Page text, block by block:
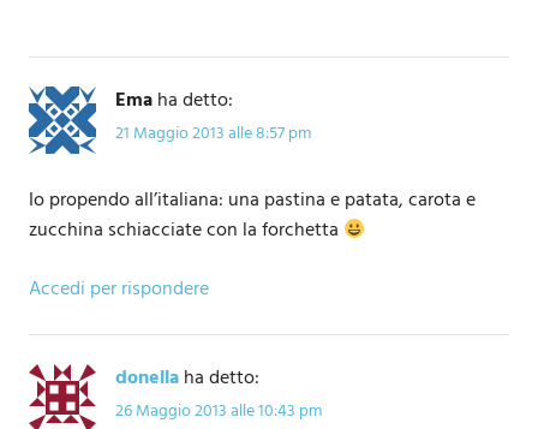
Emaha detto:
21 Maggio 2013 alle 8:57 pm
Io propendo all’italiana: una pastina e patata, carota e
zucchina schiacciate con la forchetta
Accedi per rispondere
donellaha detto:
26 Maggio 2013 alle 10:43 pm